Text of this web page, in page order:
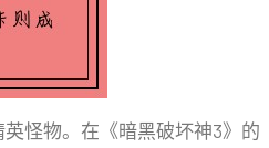
怪物。在《暗黑破坏神3》的